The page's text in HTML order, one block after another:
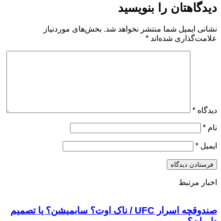
دیدگاهتان را بنویسید
نشانی ایمیل شما منتشر نخواهد شد. بخش‌های موردنیاز
علامت‌گذاری شده‌اند *
دیدگاه *
نام *
ایمیل *
اخبار مرتبط
صندوقچه اسرار UFC / ناک اوت؟ سابمیشن؟ یا تصمیم